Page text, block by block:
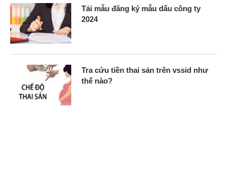
Tải mẫu đăng ký mẫu dấu công ty
2024
Tra cứu tiền thai sản trên vssid như
thế nào?